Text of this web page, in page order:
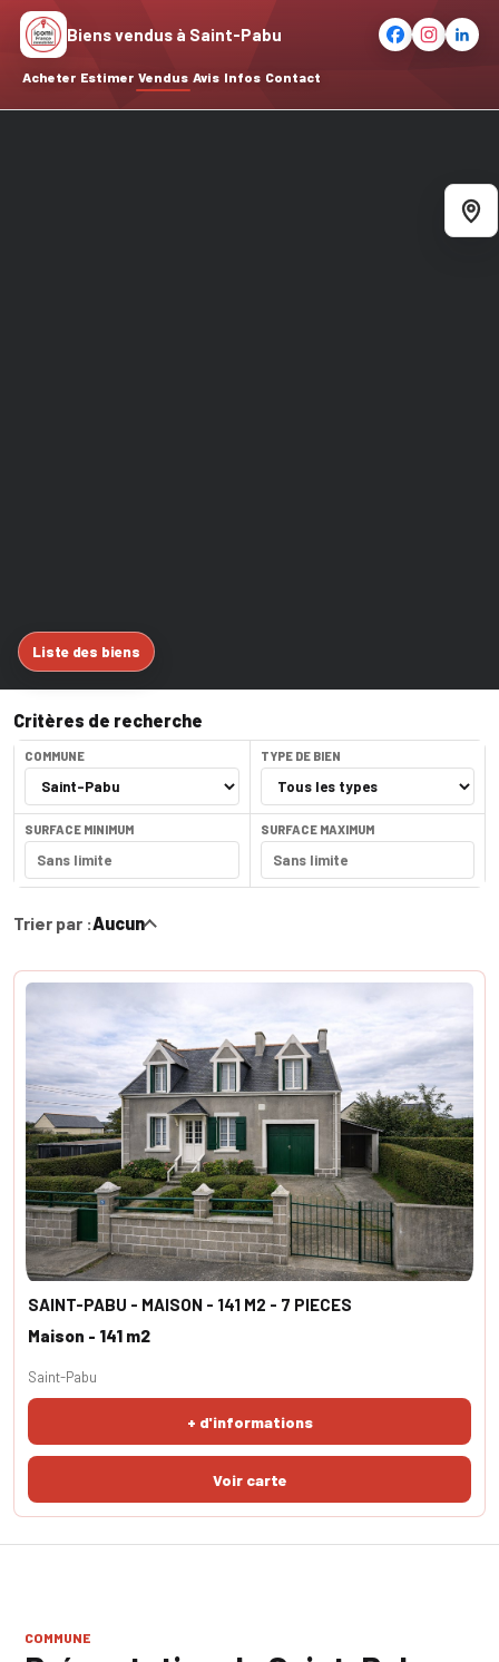
Acheter Estimer Vendus Avis Infos Contact
Biens vendus à Saint-Pabu
Critères de recherche
COMMUNE TYPE DE BIEN
SURFACE MINIMUM SURFACE MAXIMUM
Trier par :Aucun
SAINT-PABU - MAISON - 141 M2 - 7 PIECES
Maison - 141 m2
+ d'informations
Saint-Pabu
Liste des biens
COMMUNE